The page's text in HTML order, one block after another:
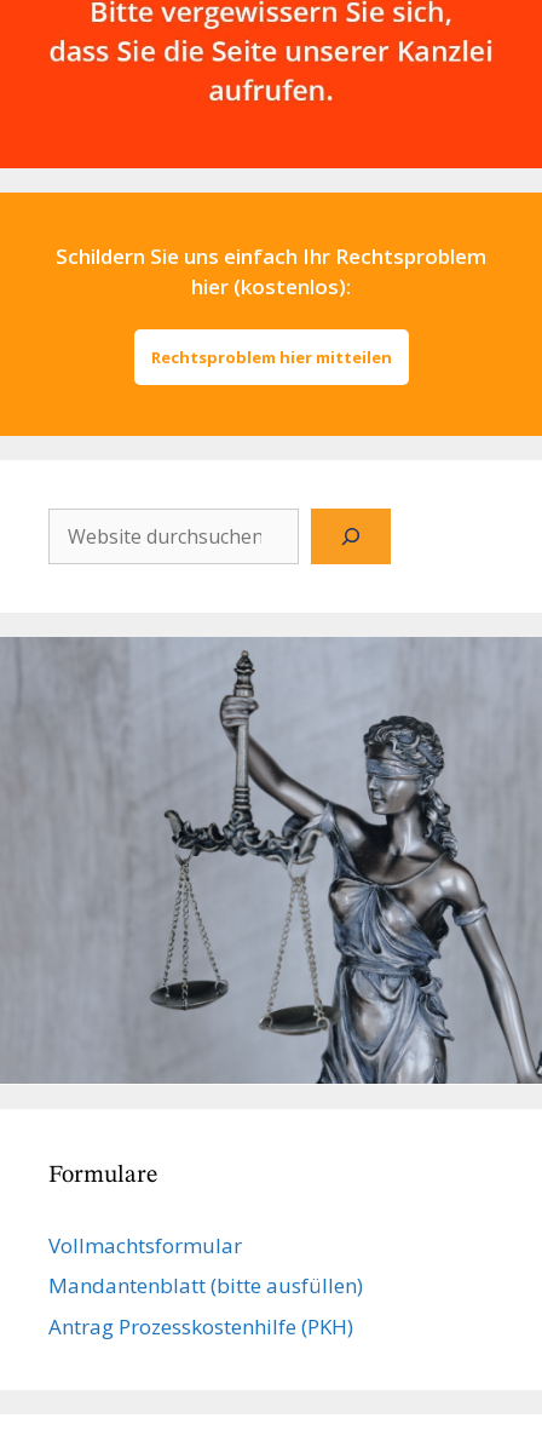
Schildern Sie uns einfach Ihr Rechtsproblem
hier (kostenlos):
Rechtsproblem hier mitteilen
Website
durchsuchen
Formulare
Vollmachts­formular
Mandanten­blatt (bitte ausfüllen)
Antrag Prozesskostenhilfe (PKH)